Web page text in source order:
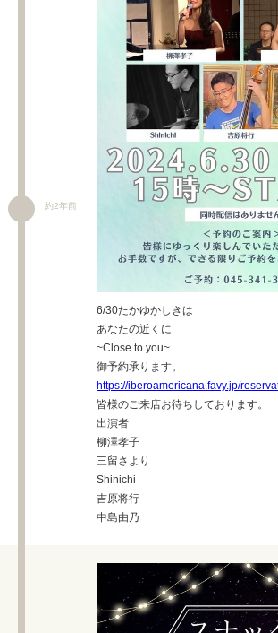
約2年前
6/30たかゆかしきは
あなたの近くに
~Close to you~
御予約承ります。
https://iberoamericana.favy.jp/
皆様のご来店お待ちしております。
出演者
柳澤孝子
三留さより
Shinichi
吉原将行
中島由乃